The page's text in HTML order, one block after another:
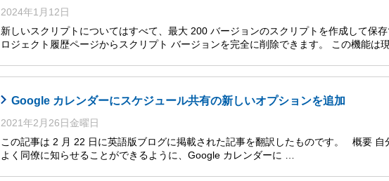
2024年1月12日
新しいスクリプトについてはすべて、最大 200 バージョンのスクリプトを作成して保
ロジェクト履歴ページからスクリプト バージョンを完全に削除できます。 この機能は
Google カレンダーにスケジュール共有の新しいオプションを追加
2021年2月26日金曜日
この記事は 2 月 22 日に英語版ブログに掲載された記事を翻訳したものです。 概要 自
よく同僚に知らせることができるように、Google カレンダーに …